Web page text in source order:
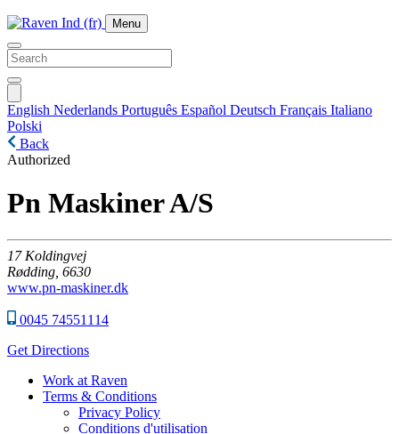
Menu
English Nederlands Português Español Deutsch Français Italiano
Polski
Back
Authorized
Pn Maskiner A/S
17 Koldingvej
Rødding, 6630
www.pn-maskiner.dk
0045 74551114
Get Directions
Work at Raven
Terms & Conditions
Privacy Policy
Conditions d'utilisation